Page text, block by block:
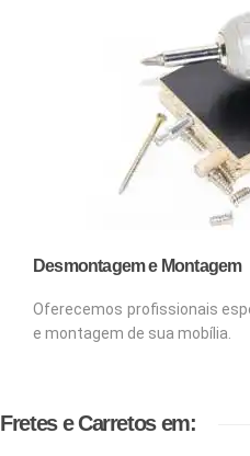
Desmontagem e Montagem
Oferecemos profissionais
e montagem de sua mobília.
Fretes e Carretos em: